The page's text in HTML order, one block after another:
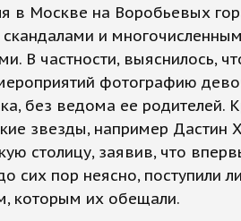
в Москве на Воробьевых
и
В частности, выяснилось,
фотографию
без ведома ее родителей.
звезды, например
столицу, заявив, что
сих пор неясно, поступили
которым их обещали.